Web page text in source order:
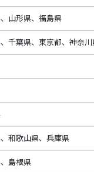
山形県、福島県
千葉県、東京都、神奈
和歌山県、兵庫県
島根県